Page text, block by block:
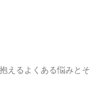
えるよくある悩みとそ